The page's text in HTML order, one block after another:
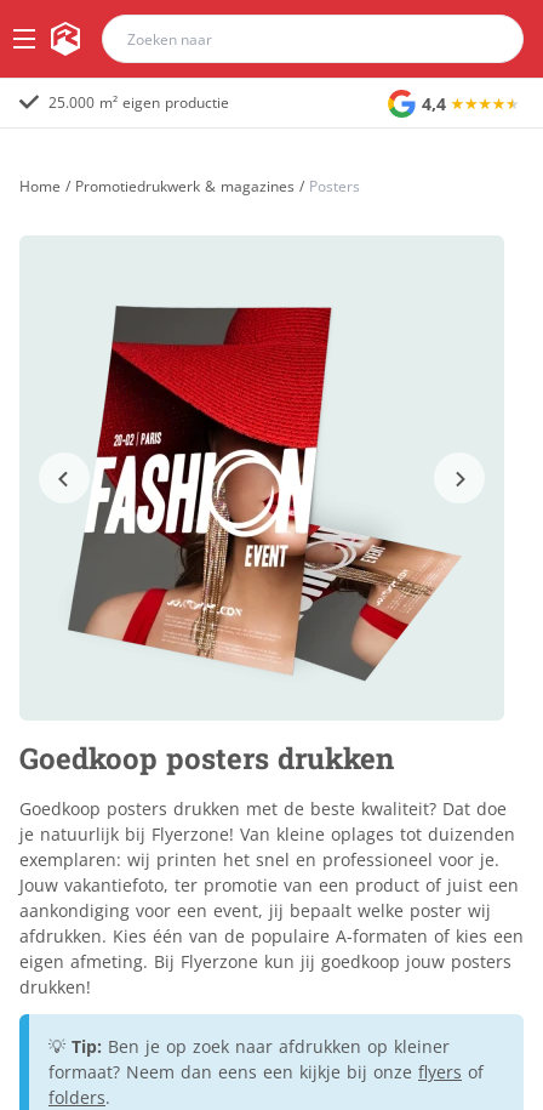
25.000 m² eigen productie 4,4
Home / Promotiedrukwerk & magazines / Posters
Goedkoop posters drukken
Goedkoop posters drukken met de beste kwaliteit? Dat doe
je natuurlijk bij Flyerzone! Van kleine oplages tot duizenden
exemplaren: wij printen het snel en professioneel voor je.
Jouw vakantiefoto, ter promotie van een product of juist een
aankondiging voor een event, jij bepaalt welke poster wij
afdrukken. Kies één van de populaire A-formaten of kies een
eigen afmeting. Bij Flyerzone kun jij goedkoop jouw posters
drukken!
💡 Tip: Ben je op zoek naar afdrukken op kleiner
formaat? Neem dan eens een kijkje bij onze flyers of
folders.